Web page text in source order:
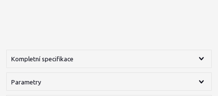
Kompletní specifikace
Parametry